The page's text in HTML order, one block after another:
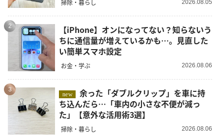
掃除・暮らし 2026.08.05
2
【iPhone】オンになってない？知らないう
ちに通信量が増えているかも…。見直した
い簡単スマホ設定
お金・学ぶ 2026.08.06
3
new
余った「ダブルクリップ」を車に持
ち込んだら…「車内の小さな不便が減っ
た」【意外な活用術3選】
掃除・暮らし 2026.08.06